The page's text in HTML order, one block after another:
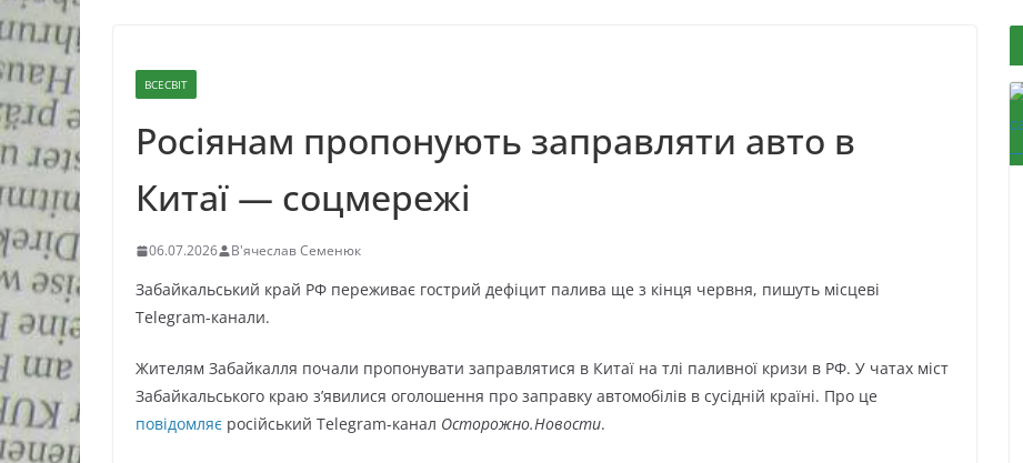
ВСЕСВІТ
Росіянам пропонують заправляти авто в
Китаї — соцмережі
06.07.2026 В'ячеслав Семенюк
Забайкальський край РФ переживає гострий дефіцит палива ще з кінця червня, пишуть місцеві
Telegram-канали.
Жителям Забайкалля почали пропонувати заправлятися в Китаї на тлі паливної кризи в РФ. У чатах міст
Забайкальського краю з’явилися оголошення про заправку автомобілів в сусідній країні. Про це
повідомляє російський Telegram-канал Осторожно.Новости.